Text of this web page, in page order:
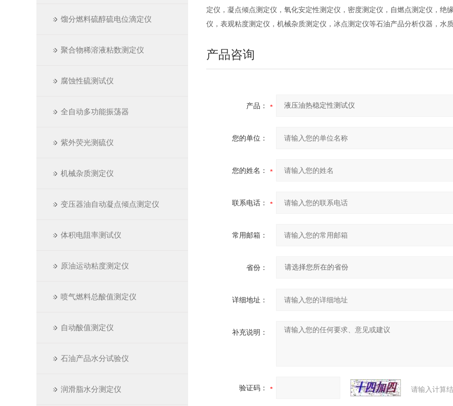
馏分燃料硫醇硫电位滴定仪
聚合物稀溶液粘数测定仪
腐蚀性硫测试仪
全自动多功能振荡器
紫外荧光测硫仪
机械杂质测定仪
变压器油自动凝点倾点测定仪
体积电阻率测试仪
原油运动粘度测定仪
喷气燃料总酸值测定仪
自动酸值测定仪
石油产品水分试验仪
润滑脂水分测定仪
定仪，凝点倾点测定仪，氧化安定性测定仪，密度测定仪，自燃点测定仪，
仪，表观粘度测定仪，机械杂质测定仪，冰点测定仪等石油产品分析仪器，水
产品咨询
产品：
您的单位：
您的姓名：
联系电话：
常用邮箱：
省份：
详细地址：
补充说明：
验证码： 请输入计算